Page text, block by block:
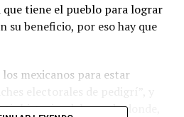
que tiene el pueblo para lograr
su beneficio, por eso hay que
mexicanos para estar
electorales de pedigrí”, y
historias del pasado donde,